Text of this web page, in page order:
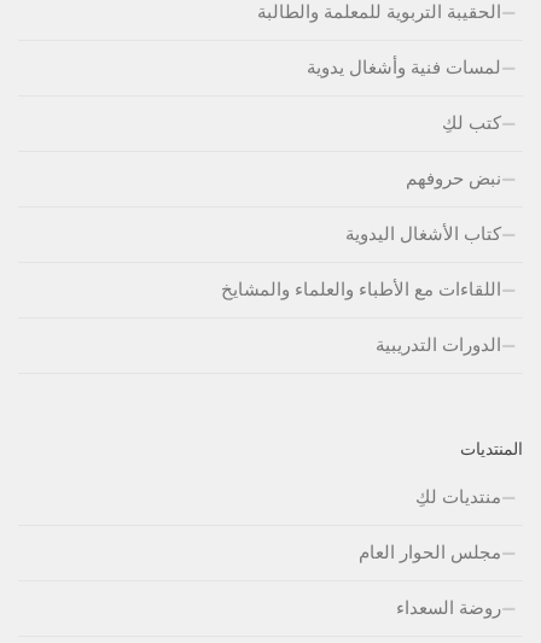
الحقيبة التربوية للمعلمة والطالبة
لمسات فنية وأشغال يدوية
كتب لكِ
نبض حروفهم
كتاب الأشغال اليدوية
اللقاءات مع الأطباء والعلماء والمشايخ
الدورات التدريبية
المنتديات
منتديات لكِ
مجلس الحوار العام
روضة السعداء